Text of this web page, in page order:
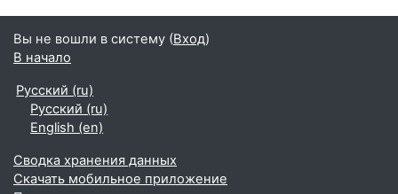
Вы не вошли в систему (Вход)
В начало
Русский ‎(ru)‎
Русский ‎(ru)‎
English ‎(en)‎
Сводка хранения данных
Скачать мобильное приложение